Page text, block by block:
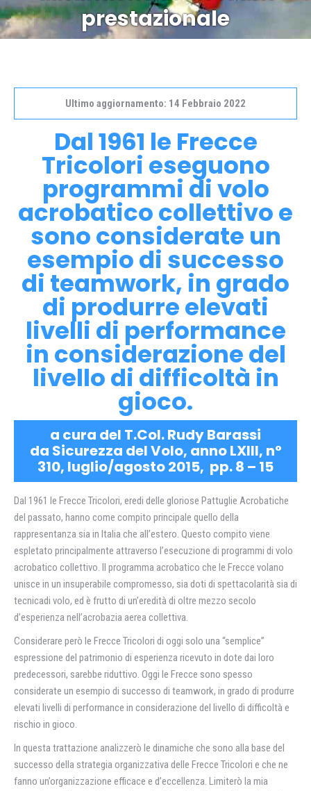
prestazionale
Ultimo aggiornamento: 14 Febbraio 2022
Dal 1961 le Frecce
Tricolori eseguono
programmi di volo
acrobatico collettivo e
sono considerate un
esempio di successo
di teamwork, in grado
di produrre elevati
livelli di performance
in considerazione del
livello di difficoltà in
gioco.
a cura del T.Col. Rudy Barassi
da Sicurezza del Volo, anno LXIII, n°
310, luglio/agosto 2015, pp. 8 – 15
Dal 1961 le Frecce Tricolori, eredi delle gloriose Pattuglie Acrobatiche
del passato, hanno come compito principale quello della
rappresentanza sia in Italia che all’estero. Questo compito viene
espletato principalmente attraverso l’esecuzione di programmi di volo
acrobatico collettivo. Il programma acrobatico che le Frecce volano
unisce in un insuperabile compromesso, sia doti di spettacolarità sia di
tecnicadi volo, ed è frutto di un’eredità di oltre mezzo secolo
d’esperienza nell’acrobazia aerea collettiva.
Considerare però le Frecce Tricolori di oggi solo una “semplice”
espressione del patrimonio di esperienza ricevuto in dote dai loro
predecessori, sarebbe riduttivo. Oggi le Frecce sono spesso
considerate un esempio di successo di teamwork, in grado di produrre
elevati livelli di performance in considerazione del livello di difficoltà e
rischio in gioco.
In questa trattazione analizzerò le dinamiche che sono alla base del
successo della strategia organizzativa delle Frecce Tricolori e che ne
fanno un’organizzazione efficace e d’eccellenza. Limiterò la mia